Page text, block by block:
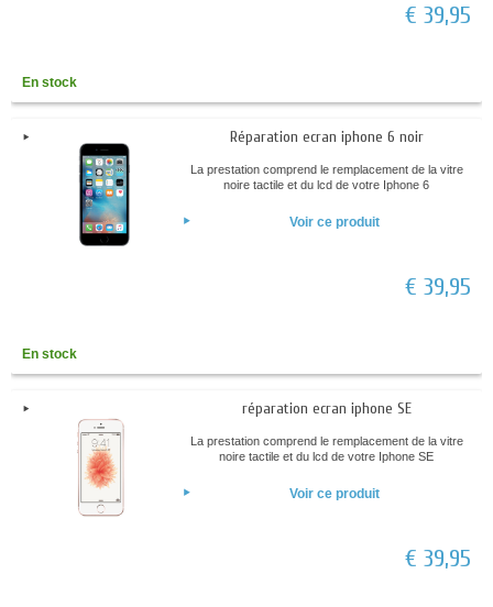
€ 39,95
En stock
Réparation ecran iphone 6 noir
La prestation comprend le remplacement de la vitre
noire tactile et du lcd de votre Iphone 6
Voir ce produit
€ 39,95
En stock
réparation ecran iphone SE
La prestation comprend le remplacement de la vitre
noire tactile et du lcd de votre Iphone SE
Voir ce produit
€ 39,95